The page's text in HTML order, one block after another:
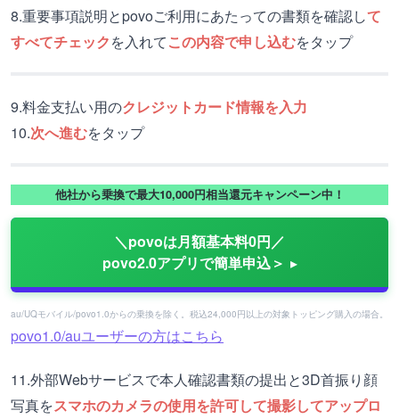
8.重要事項説明とpovoご利用にあたっての書類を確認して
すべてチェックを入れてこの内容で申し込むをタップ
9.料金支払い用のクレジットカード情報を入力
10.次へ進むをタップ
他社から乗換で最大10,000円相当還元キャンペーン中！
＼povoは月額基本料0円／
povo2.0アプリで簡単申込＞
au/UQモバイル/povo1.0からの乗換を除く。税込24,000円以上の対象トッピング購入の場合。
povo1.0/auユーザーの方はこちら
11.外部Webサービスで本人確認書類の提出と3D首振り顔
写真をスマホのカメラの使用を許可して撮影してアップロ